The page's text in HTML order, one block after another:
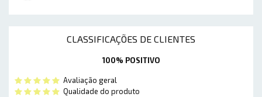
CLASSIFICAÇÕES DE CLIENTES
100% POSITIVO
Avaliação geral
Qualidade do produto